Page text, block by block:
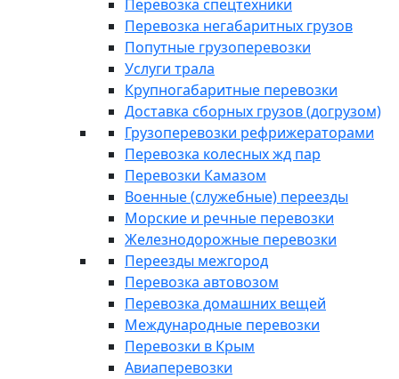
Перевозка спецтехники
Перевозка негабаритных грузов
Попутные грузоперевозки
Услуги трала
Крупногабаритные перевозки
Доставка сборных грузов (догрузом)
Грузоперевозки рефрижераторами
Перевозка колесных жд пар
Перевозки Камазом
Военные (служебные) переезды
Морские и речные перевозки
Железнодорожные перевозки
Переезды межгород
Перевозка автовозом
Перевозка домашних вещей
Международные перевозки
Перевозки в Крым
Авиаперевозки